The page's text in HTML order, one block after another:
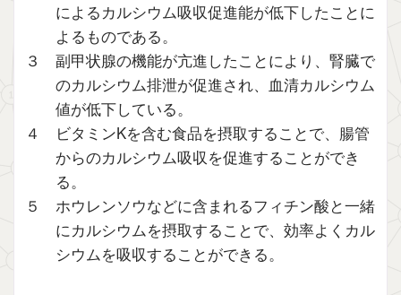
によるカルシウム吸収促進能が低下したことに
よるものである。
３ 副甲状腺の機能が亢進したことにより、腎臓で
のカルシウム排泄が促進され、血清カルシウム
値が低下している。
４ ビタミンKを含む食品を摂取することで、腸管
からのカルシウム吸収を促進することができ
る。
５ ホウレンソウなどに含まれるフィチン酸と一緒
にカルシウムを摂取することで、効率よくカル
シウムを吸収することができる。